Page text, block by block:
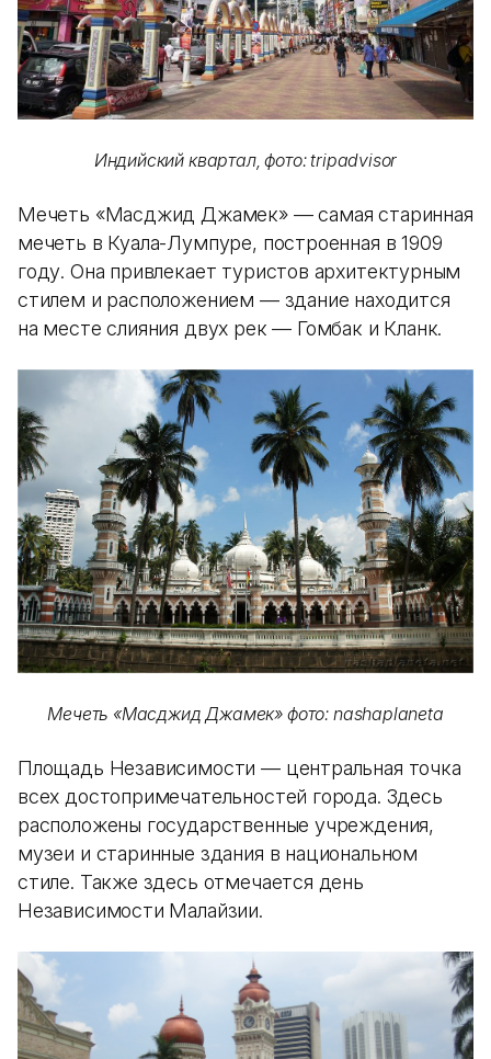
Индийский квартал, фото: tripadvisor
Мечеть «Масджид Джамек» — самая старинная
мечеть в Куала-Лумпуре, построенная в 1909
году. Она привлекает туристов архитектурным
стилем и расположением — здание находится
на месте слияния двух рек — Гомбак и Кланк.
Мечеть «Масджид Джамек» фото: nashaplaneta
Площадь Независимости — центральная точка
всех достопримечательностей города. Здесь
расположены государственные учреждения,
музеи и старинные здания в национальном
стиле. Также здесь отмечается день
Независимости Малайзии.